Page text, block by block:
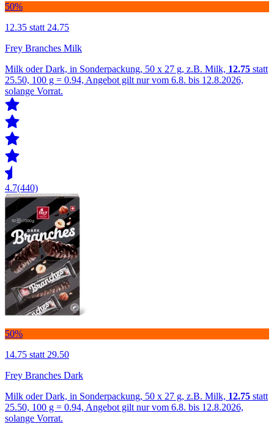
50%
12.35 statt 24.75
Frey Branches Milk
Milk oder Dark, in Sonderpackung, 50 x 27 g, z.B. Milk, 12.75 statt
25.50, 100 g = 0.94, Angebot gilt nur vom 6.8. bis 12.8.2026,
solange Vorrat.
4.7(440)
50%
14.75 statt 29.50
Frey Branches Dark
Milk oder Dark, in Sonderpackung, 50 x 27 g, z.B. Milk, 12.75 statt
25.50, 100 g = 0.94, Angebot gilt nur vom 6.8. bis 12.8.2026,
solange Vorrat.